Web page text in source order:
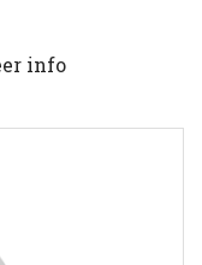
info